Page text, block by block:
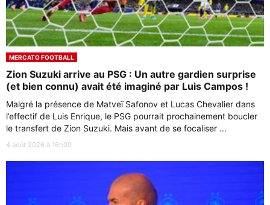
MERCATO FOOTBALL
Zion Suzuki arrive au PSG : Un autre gardien surprise
(et bien connu) avait été imaginé par Luis Campos !
Malgré la présence de Matveï Safonov et Lucas Chevalier dans
l’effectif de Luis Enrique, le PSG pourrait prochainement boucler
le transfert de Zion Suzuki. Mais avant de se focaliser ...
4 août 2026 à 16h00